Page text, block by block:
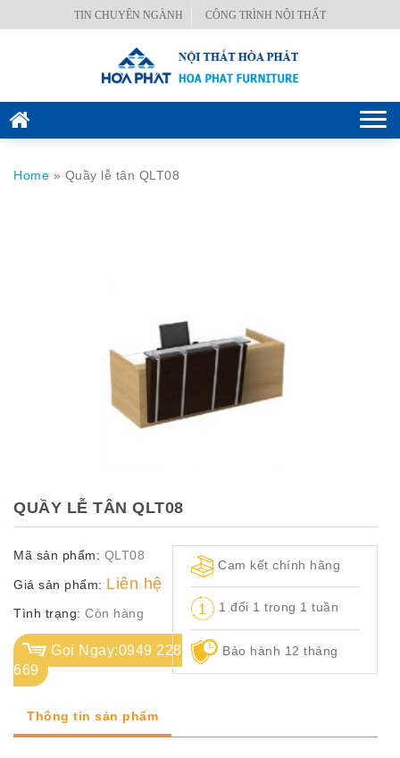
TIN CHUYÊN NGÀNH CÔNG TRÌNH NỘI THẤT
VĂN
MÃ
CH.
SÁCH
Q.
ĐỊNH
Home » Quầy lễ tân QLT08
QUẦY LỄ TÂN QLT08
Mã sản phẩm: QLT08
Giá sản phẩm: Liên hệ
Tình trạng: Còn hàng
Gọi Ngay:0949 228
669
Cam kết chính hãng
1 đổi 1 trong 1 tuần
Bảo hành 12 tháng
Thông tin sản phẩm